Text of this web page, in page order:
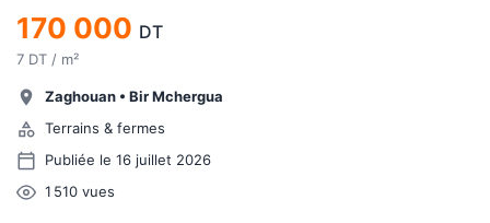
170 000 DT
7 DT / m²
Zaghouan • Bir Mchergua
Terrains & fermes
Publiée le 16 juillet 2026
1 510 vues